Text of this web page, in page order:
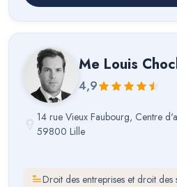
Me Louis
4,9
14 rue Vieux Faubourg, Centre
59800 Lille
Droit des entreprises et droit des